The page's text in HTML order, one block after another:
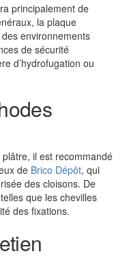
principalement de
la plaque
environnements
de sécurité
d’hydrofugation ou
il est recommandé
de Brico Dépôt, qui
des cloisons. De
que les chevilles
des fixations.